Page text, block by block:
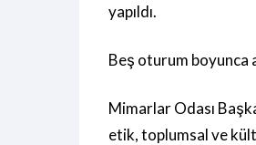
yapıldı.
Beş oturum boyunca
Mimarlar Odası
etik, toplumsal ve